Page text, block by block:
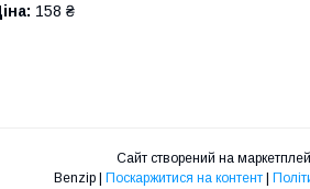
158 ₴
Сайт створений на
Benzip | Поскаржитися на контент |